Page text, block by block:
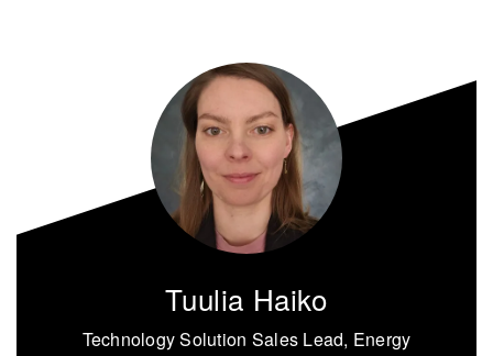
Tuulia Haiko
Technology Solution Sales Lead, Energy